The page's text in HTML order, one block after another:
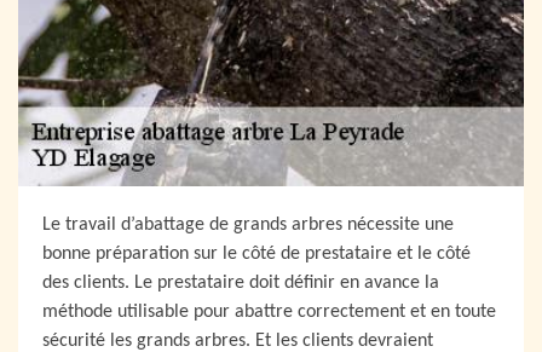
Le travail d’abattage de grands arbres nécessite une
bonne préparation sur le côté de prestataire et le côté
des clients. Le prestataire doit définir en avance la
méthode utilisable pour abattre correctement et en toute
sécurité les grands arbres. Et les clients devraient